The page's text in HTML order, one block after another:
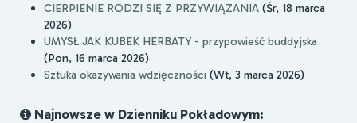
CIERPIENIE RODZI SIĘ Z PRZYWIĄZANIA (Śr, 18 marca
2026)
UMYSŁ JAK KUBEK HERBATY - przypowieść buddyjska
(Pon, 16 marca 2026)
Sztuka okazywania wdzięczności (Wt, 3 marca 2026)
Najnowsze w Dzienniku Pokładowym: